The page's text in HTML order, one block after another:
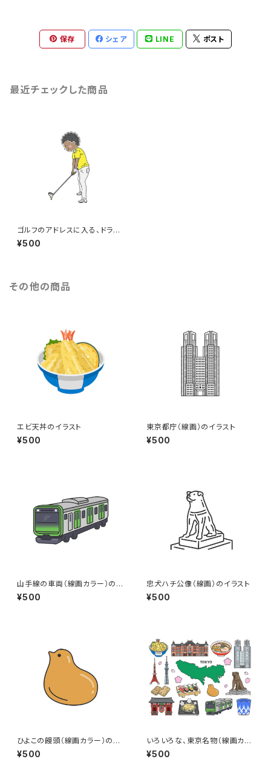
保存 シェア LINE ポスト
最近チェックした商品
ゴルフのアドレスに入る、ドライ
バーを持った黒人男性のイラス
ト（eps+pngデータセット）
¥500
その他の商品
エビ天丼のイラスト
¥500
東京都庁（線画）のイラスト
¥500
山手線の車両（線画カラー）のイ
ラスト
¥500
忠犬ハチ公像（線画）のイラスト
¥500
ひよこの饅頭（線画カラー）のイ
ラスト
¥500
いろいろな、東京名物（線画カラ
ー）のイラストセット
¥500